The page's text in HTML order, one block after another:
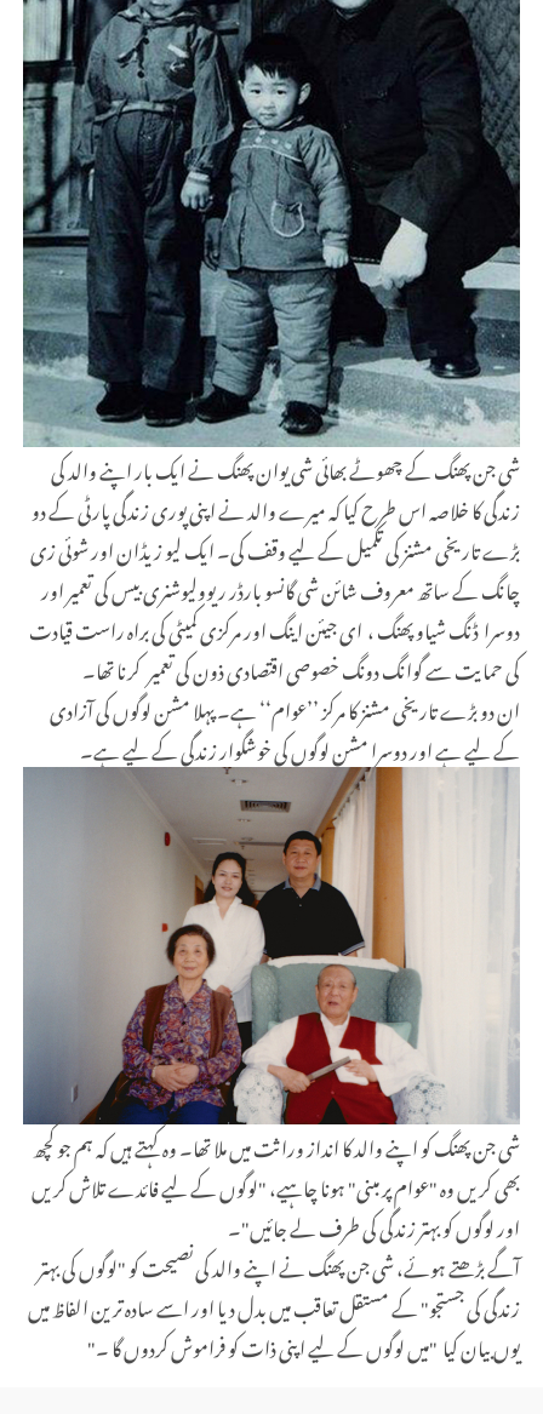
شی جن پھنگ کے چھوٹے بھائی شی یوان پھنگ نے ایک بار اپنے والد کی
زندگی کا خلاصہ اس طرح کیا کہ میرے والد نے اپنی پوری زندگی پارٹی کے دو
بڑے تاریخی مشنز کی تکمیل کے لیے وقف کی۔ ایک لیو زیڈان اور شوئی زی
چانگ کے ساتھ معروف شائن شی گانسو بارڈر ریوولیوشنری بیس کی تعمیر اور
دوسرا ڈنگ شیاو پھنگ ، ای جیئن اینگ اور مرکزی کمیٹی کی براہ راست قیادت
کی حمایت سے گوانگ دونگ خصوصی اقتصادی ذون کی تعمیر کرنا تھا۔
ان دو بڑے تاریخی مشنز کا مرکز ’’عوام‘‘ ہے۔ پہلا مشن لوگوں کی آزادی
کے لیے ہے اور دوسرا مشن لوگوں کی خوشگوار زندگی کے لیے ہے۔
شی جن پھنگ کو اپنے والد کا انداز وراثت میں ملا تھا۔ وہ کہتے ہیں کہ ہم جو کچھ
بھی کریں وہ "عوام پر مبنی" ہونا چاہیے، "لوگوں کے لیے فائدے تلاش کریں
اور لوگوں کو بہتر زندگی کی طرف لے جائیں"۔
آگے بڑھتے ہوئے، شی جن پھنگ نے اپنے والد کی نصیحت کو "لوگوں کی بہتر
زندگی کی جستجو" کے مستقل تعاقب میں بدل دیا اور اسے سادہ ترین الفاظ میں
یوں بیان کیا "میں لوگوں کے لیے اپنی ذات کو فراموش کردوں گا ۔"